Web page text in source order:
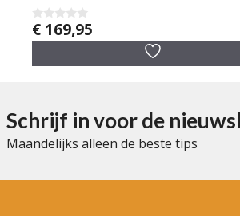
0
v
5
€ 169,95
Schrijf in voor de
Maandelijks alleen de beste tips